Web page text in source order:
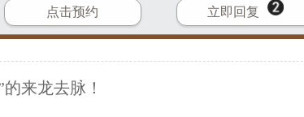
来心理负担。在众多治疗方法中，黑素细胞种植近年受到较多关注。
来龙去脉！
点击预约 立即回复